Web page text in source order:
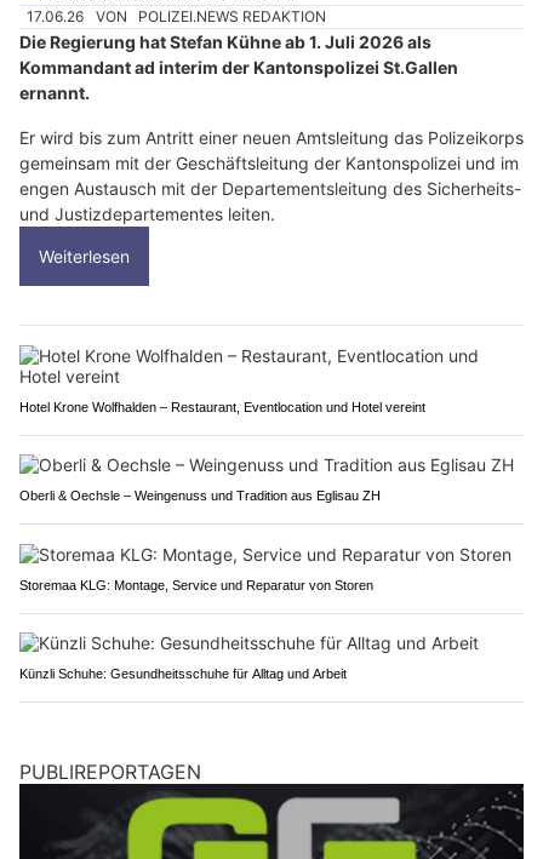
17.06.26 VON POLIZEI.NEWS REDAKTION
Die Regierung hat Stefan Kühne ab 1. Juli 2026 als
Kommandant ad interim der Kantonspolizei St.Gallen
ernannt.
Er wird bis zum Antritt einer neuen Amtsleitung das Polizeikorps
gemeinsam mit der Geschäftsleitung der Kantonspolizei und im
engen Austausch mit der Departementsleitung des Sicherheits-
und Justizdepartementes leiten.
Weiterlesen
Hotel Krone Wolfhalden – Restaurant, Eventlocation und Hotel vereint
Oberli & Oechsle – Weingenuss und Tradition aus Eglisau ZH
Storemaa KLG: Montage, Service und Reparatur von Storen
Künzli Schuhe: Gesundheitsschuhe für Alltag und Arbeit
PUBLIREPORTAGEN